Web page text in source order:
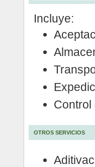
Incluye:
Control
OTROS SERVICIOS